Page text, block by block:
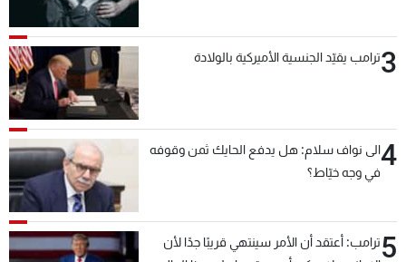
3ترامب يقيّد الجنسية الأميركية بالولادة
4الى نواف سلام: هل يدفع الحايك ثمن وقوفه
في وجه خيّاط؟
5ترامب: أعتقد أن الأمر سينتهي قريبًا جدًا لأن